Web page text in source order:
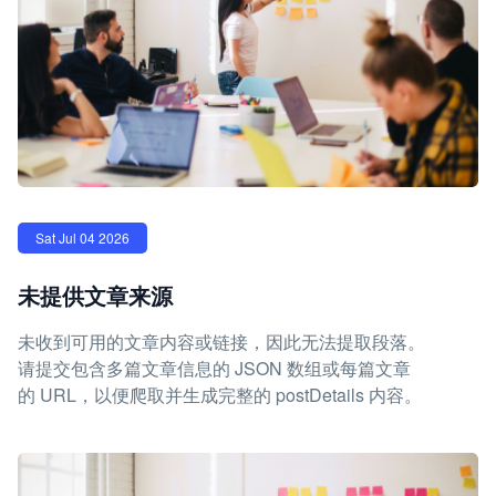
Sat Jul 04 2026
未提供文章来源
未收到可用的文章内容或链接，因此无法提取段落。
请提交包含多篇文章信息的 JSON 数组或每篇文章
的 URL，以便爬取并生成完整的 postDetails 内容。